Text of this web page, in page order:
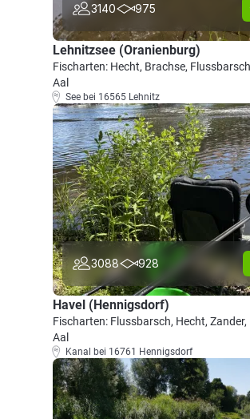
3140 975
Lehnitzsee (Oranienburg)
Fischarten: Hecht, Brachse,
Aal
See bei 16565 Lehnitz
3088 928
Havel (Hennigsdorf)
Fischarten: Flussbarsch, Hecht, Zander,
Aal
Kanal bei 16761 Hennigsdorf